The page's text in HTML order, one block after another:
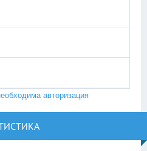
авторизация